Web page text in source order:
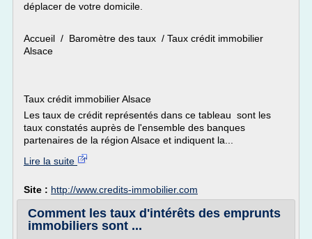
déplacer de votre domicile.
Accueil / Baromètre des taux / Taux crédit immobilier
Alsace
Taux crédit immobilier Alsace
Les taux de crédit représentés dans ce tableau sont les
taux constatés auprès de l'ensemble des banques
partenaires de la région Alsace et indiquent la...
Lire la suite
Site : http://www.credits-immobilier.com
Comment les taux d'intérêts des emprunts
immobiliers sont ...